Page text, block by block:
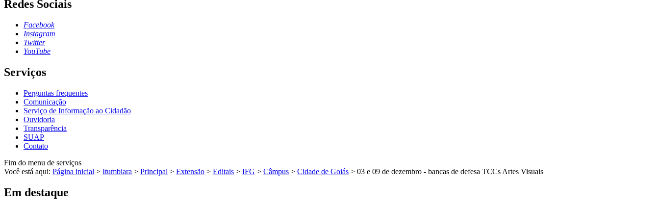
Redes Sociais
Facebook
Instagram
Twitter
YouTube
Serviços
Perguntas frequentes
Comunicação
Serviço de Informação ao Cidadão
Ouvidoria
Transparência
SUAP
Contato
Fim do menu de serviços
Você está aqui: Página inicial > Itumbiara > Principal > Extensão > Editais > IFG > Câmpus > Cidade de Goiás > 03 e 09 de dezembro - bancas de defesa TCCs Artes Visuais
Em destaque